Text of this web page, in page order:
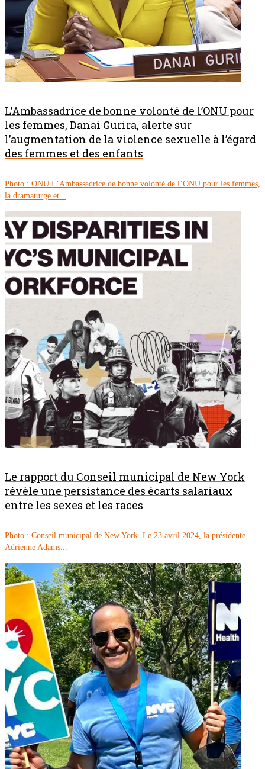
L’Ambassadrice de bonne volonté de l’ONU pour
les femmes, Danai Gurira, alerte sur
l’augmentation de la violence sexuelle à l’égard
des femmes et des enfants
Photo : ONU L’Ambassadrice de bonne volonté de l’ONU pour les femmes,
la dramaturge et...
Le rapport du Conseil municipal de New York
révèle une persistance des écarts salariaux
entre les sexes et les races
Photo : Conseil municipal de New York Le 23 avril 2024, la présidente
Adrienne Adams...